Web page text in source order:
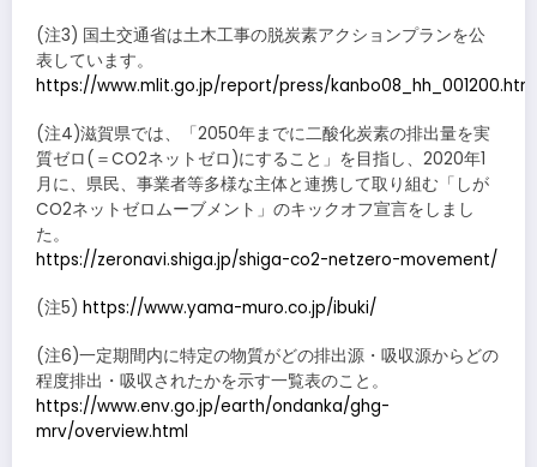
(注3) 国土交通省は土木工事の脱炭素アクションプランを公
表しています。
https://www.mlit.go.jp/report/press/
(注4)滋賀県では、「2050年までに二酸化炭素の排出量を実
質ゼロ(＝CO2ネットゼロ)にすること」を目指し、2020年1
月に、県民、事業者等多様な主体と連携して取り組む「しが
CO2ネットゼロムーブメント」のキックオフ宣言をしまし
た。
https://zeronavi.shiga.jp/shiga-co2-netzero-movement/
(注5) https://www.yama-muro.co.jp/ibuki/
(注6)一定期間内に特定の物質がどの排出源・吸収源からどの
程度排出・吸収されたかを示す一覧表のこと。
https://www.env.go.jp/earth/ondanka/ghg-
mrv/overview.html